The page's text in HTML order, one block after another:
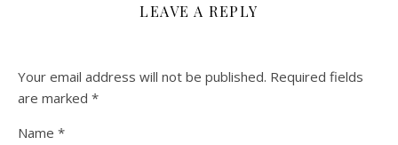
LEAVE A REPLY
Your email address will not be published. Required fields
are marked *
Name *